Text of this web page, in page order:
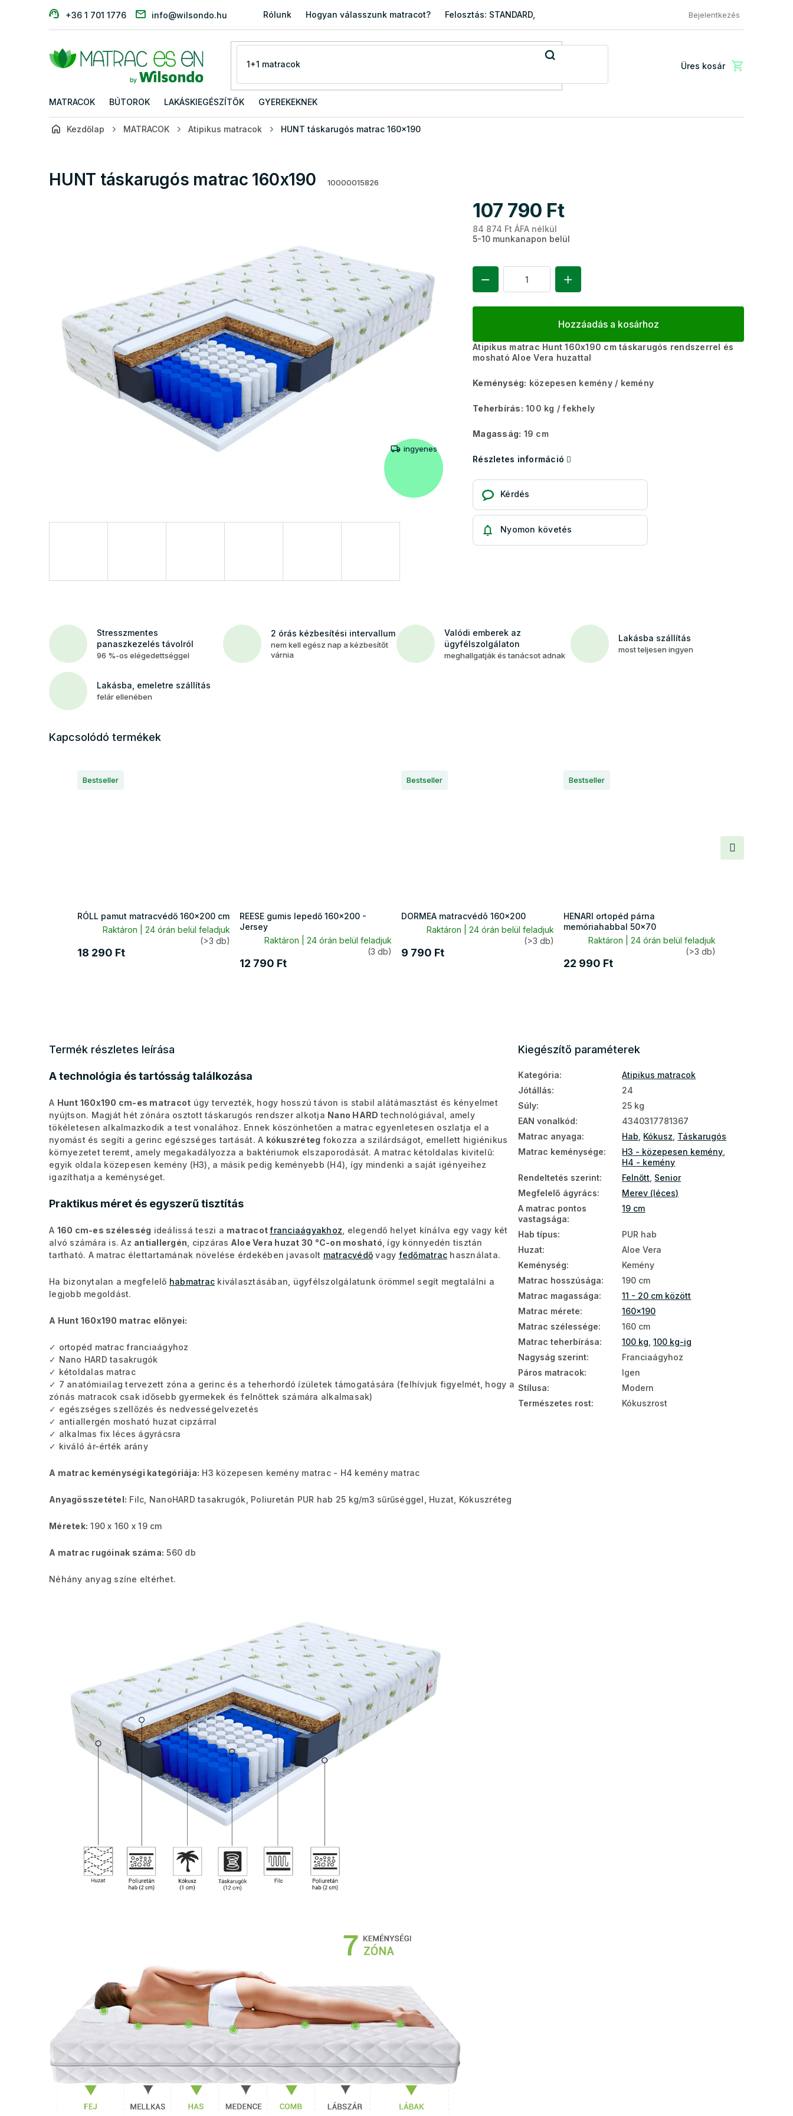
+36 1 701 1776 info@wilsondo.hu Rólunk Hogyan válasszunk matracot? Felosztás: STANDARD, PREMIUM a EXCLUSIVE Reklamácio és áru visszaküldése
Bejelentkezés
Kosár
Üres kosár
MATRACOK BÚTOROK LAKÁSKIEGÉSZÍTŐK GYEREKEKNEK
Kezdőlap MATRACOK Atipikus matracok HUNT táskarugós matrac 160x190
HUNT táskarugós matrac 160x190 10000015826
ingyenes
107 790 Ft
84 874 Ft ÁFA nélkül
5-10 munkanapon belül
Hozzáadás a kosárhoz
Atipikus matrac Hunt 160x190 cm táskarugós rendszerrel és
mosható Aloe Vera huzattal
Keménység: közepesen kemény / kemény
Teherbírás: 100 kg ​​​​/ fekhely
Magasság: 19 cm
Részletes információ
Kérdés
Nyomon követés
Stresszmentes
panaszkezelés távolról
96 %-os elégedettséggel
2 órás kézbesítési intervallum
nem kell egész nap a kézbesítőt
várnia
Valódi emberek az
ügyfélszolgálaton
meghallgatják és tanácsot adnak
Lakásba szállítás
most teljesen ingyen
Lakásba, emeletre szállítás
felár ellenében
Kapcsolódó termékek
Bestseller
RÓLL pamut matracvédő 160x200 cm
Raktáron | 24 órán belül feladjuk
(>3 db)
18 290 Ft
REESE gumis lepedő 160x200 -
Jersey
Raktáron | 24 órán belül feladjuk
(3 db)
12 790 Ft
Bestseller
DORMEA matracvédõ 160x200
Raktáron | 24 órán belül feladjuk
(>3 db)
9 790 Ft
Bestseller
HENARI ortopéd párna
memóriahabbal 50x70
Raktáron | 24 órán belül feladjuk
(>3 db)
22 990 Ft
Termék részletes leírása
A technológia és tartósság találkozása
A Hunt 160x190 cm-es matracot úgy tervezték, hogy hosszú távon is stabil alátámasztást és kényelmet
nyújtson. Magját hét zónára osztott táskarugós rendszer alkotja Nano HARD technológiával, amely
tökéletesen alkalmazkodik a test vonalához. Ennek köszönhetően a matrac egyenletesen oszlatja el a
nyomást és segíti a gerinc egészséges tartását. A kókuszréteg fokozza a szilárdságot, emellett higiénikus
környezetet teremt, amely megakadályozza a baktériumok elszaporodását. A matrac kétoldalas kivitelű:
egyik oldala közepesen kemény (H3), a másik pedig keményebb (H4), így mindenki a saját igényeihez
igazíthatja a keménységet.
Praktikus méret és egyszerű tisztítás
A 160 cm-es szélesség ideálissá teszi a matracotfranciaágyakhoz , elegendő helyet kínálva egy vagy két
alvó számára is. Az antiallergén , cipzáras Aloe Vera huzat 30 °C-on mosható , így könnyedén tisztán
tartható. A matrac élettartamának növelése érdekében javasolt matracvédő vagy fedőmatrac használata.
Ha bizonytalan a megfelelő habmatrac kiválasztásában, ügyfélszolgálatunk örömmel segít megtalálni a
legjobb megoldást.
A Hunt 160x190 matrac előnyei:
✓ ortopéd matrac franciaágyhoz
✓ Nano HARD tasakrugók
✓ kétoldalas matrac
✓ 7 anatómiailag tervezett zóna a gerinc és a teherhordó ízületek támogatására (felhívjuk figyelmét, hogy a
zónás matracok csak idősebb gyermekek és felnőttek számára alkalmasak)
✓ egészséges szellőzés és nedvességelvezetés
✓ antiallergén mosható huzat cipzárral
✓ alkalmas fix léces ágyrácsra
✓ kiváló ár-érték arány
A matrac keménységi kategóriája: H3 közepesen kemény matrac - H4 kemény matrac
Anyagösszetétel: Filc, NanoHARD tasakrugók, Poliuretán PUR hab 25 kg/m3 sűrűséggel, Huzat, Kókuszréteg
Méretek: 190 x 160 x 19 cm
A matrac rugóinak száma: 560 db
Néhány anyag színe eltérhet.
Kiegészítő paraméterek
Kategória:
Atipikus matracok
Jótállás:
24
Súly:
25 kg
EAN vonalkód:
4340317781367
Matrac anyaga: Hab Kókusz Táskarugós
Matrac keménysége: H3 - közepesen kemény
H4 - kemény
Rendeltetés szerint: Felnőtt Senior
Megfelelő ágyrács:
Merev (léces)
A matrac pontos
vastagsága:
19 cm
Hab típus:
PUR hab
Huzat:
Aloe Vera
Keménység:
Kemény
Matrac hosszúsága:
190 cm
Matrac magassága:
11 - 20 cm között
Matrac mérete:
160x190
Matrac szélessége:
160 cm
Matrac teherbírása: 100 kg ,100 kg-ig
Nagyság szerint:
Franciaágyhoz
Páros matracok:
Igen
Stílusa:
Modern
Természetes rost: Kókuszrost